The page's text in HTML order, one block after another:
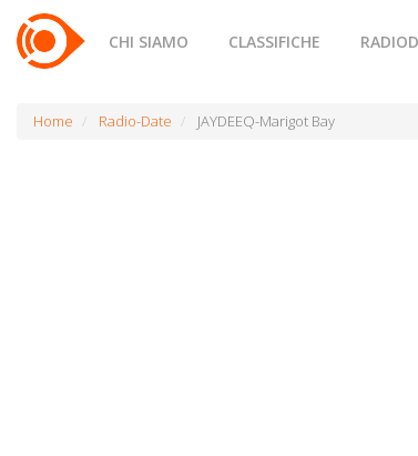
CHI SIAMO CLASSIFICHE
Home Radio-Date JAYDEEQ-Marigot Bay